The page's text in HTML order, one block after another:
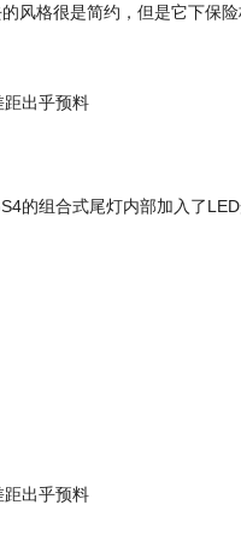
风格很是简约，但是它下保
的组合式尾灯内部加入了